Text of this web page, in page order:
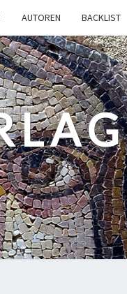
AUTOREN BACKLIST